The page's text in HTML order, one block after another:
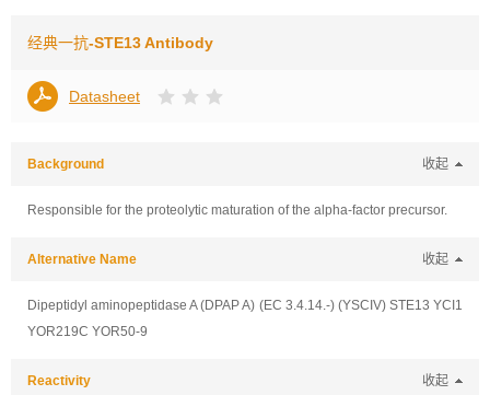
经典一抗-STE13 Antibody
Datasheet
Background 收起
Responsible for the proteolytic maturation of the alpha-factor precursor.
Alternative Name 收起
Dipeptidyl aminopeptidase A (DPAP A) (EC 3.4.14.-) (YSCIV) STE13 YCI1
YOR219C YOR50-9
Reactivity 收起